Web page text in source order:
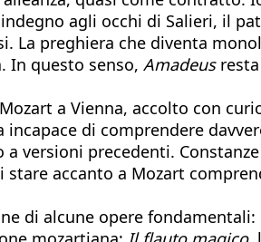
agli occhi di Salieri, il
La preghiera che diventa
In questo senso, Amadeus
a Vienna, accolto con
di comprendere
precedenti.
accanto a Mozart
di alcune opere fondamentali: